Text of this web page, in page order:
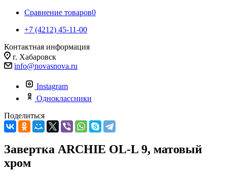
Сравнение товаров0
+7 (4212) 45-11-00
Контактная информация
г. Хабаровск
info@novasnova.ru
Instagram
Одноклассники
Поделиться
Завертка ARCHIE OL-L 9, матовый
хром